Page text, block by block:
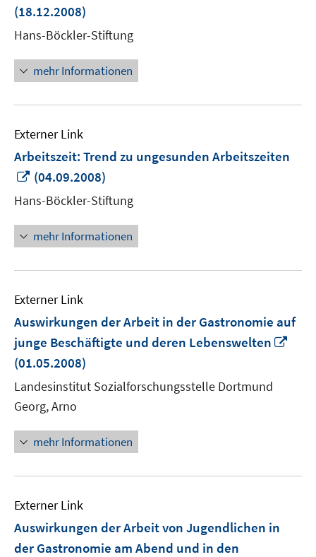
(18.12.2008)
Hans-Böckler-Stiftung
mehr Informationen
Externer Link
Arbeitszeit: Trend zu ungesunden Arbeitszeiten
In
neuem
Fenster
öffnen
(04.09.2008)
Hans-Böckler-Stiftung
mehr Informationen
Externer Link
Auswirkungen der Arbeit in der Gastronomie auf
junge Beschäftigte und deren Lebenswelten
(01.05.2008)
Landesinstitut Sozialforschungsstelle Dortmund
Georg, Arno
mehr Informationen
Externer Link
Auswirkungen der Arbeit von Jugendlichen in
der Gastronomie am Abend und in den